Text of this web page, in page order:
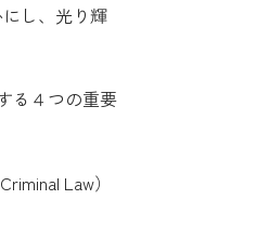
し、光り輝
る４つの重要
Law）